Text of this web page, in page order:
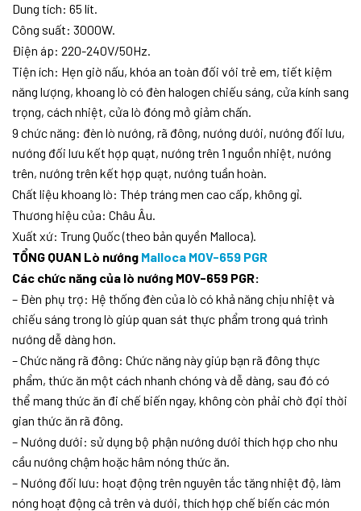
Dung tích: 65 lít.
Công suất: 3000W.
Điện áp: 220-240V/50Hz.
Tiện ích: Hẹn giờ nấu, khóa an toàn đối với trẻ em, tiết kiệm
năng lượng, khoang lò có đèn halogen chiếu sáng, cửa kính sang
trọng, cách nhiệt, cửa lò đóng mở giảm chấn.
9 chức năng: đèn lò nướng, rã đông, nướng dưới, nướng đối lưu,
nướng đối lưu kết hợp quạt, nướng trên 1 nguồn nhiệt, nướng
trên, nướng trên kết hợp quạt, nướng tuần hoàn.
Chất liệu khoang lò: Thép tráng men cao cấp, không gỉ.
Thương hiệu của: Châu Âu.
Xuất xứ: Trung Quốc (theo bản quyền Malloca).
TỔNG QUAN Lò nướng Malloca MOV-659 PGR
Các chức năng của lò nướng MOV-659 PGR:
– Đèn phụ trợ: Hệ thống đèn của lò có khả năng chịu nhiệt và
chiếu sáng trong lò giúp quan sát thực phẩm trong quá trình
nướng dễ dàng hơn.
– Chức năng rã đông: Chức năng này giúp bạn rã đông thực
phẩm, thức ăn một cách nhanh chóng và dễ dàng, sau đó có
thể mang thức ăn đi chế biến ngay, không còn phải chờ đợi thời
gian thức ăn rã đông.
– Nướng dưới: sử dụng bộ phận nướng dưới thích hợp cho nhu
cầu nướng chậm hoặc hâm nóng thức ăn.
– Nướng đối lưu: hoạt động trên nguyên tắc tăng nhiệt độ, làm
nóng hoạt động cả trên và dưới, thích hợp chế biến các món